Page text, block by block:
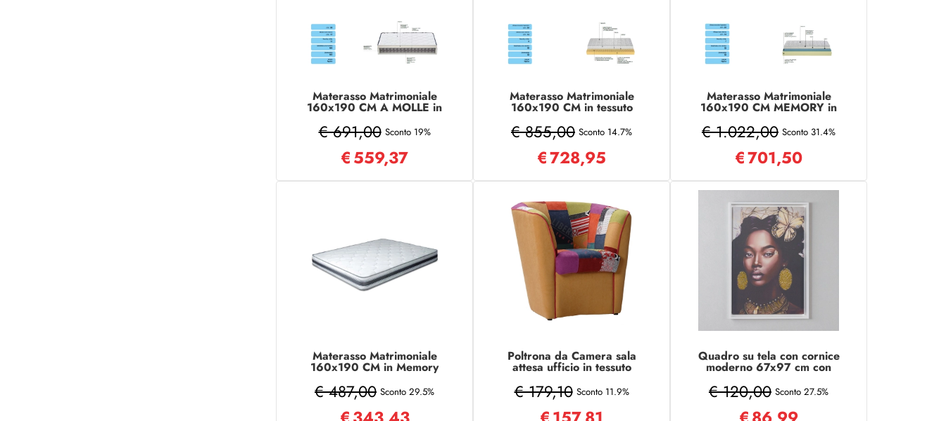
Materasso Matrimoniale
160x190 CM A MOLLE in
€ 691,00 Sconto 19%
€559,37
Materasso Matrimoniale
160x190 CM in tessuto
€ 855,00 Sconto 14.7%
€728,95
Materasso Matrimoniale
160x190 CM MEMORY in
€ 1.022,00 Sconto 31.4%
€701,50
Materasso Matrimoniale
160x190 CM in Memory
€ 487,00 Sconto 29.5%
Poltrona da Camera sala
attesa ufficio in tessuto
mano
€ 179,10 Sconto 11.9%
Quadro su tela con cornice
moderno 67x97 cm con
€ 120,00 Sconto 27.5%